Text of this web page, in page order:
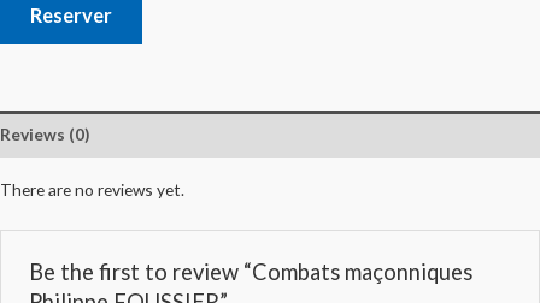
Reserver
Reviews (0)
There are no reviews yet.
Be the first to review “Combats maçonniques